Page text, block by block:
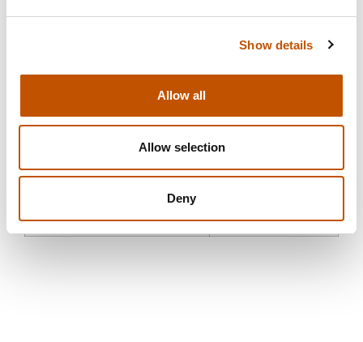
Show details
Allow all
Allow selection
Deny
1.9L
Boiler drukmeter
Pomp drukmeter Ja
Aantal filterdragers 2